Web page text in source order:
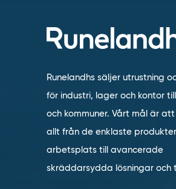
Runelandhs säljer utrustning
för industri, lager och kontor
och kommuner. Vårt mål är
allt från de enklaste
arbetsplats till avancerade
skräddarsydda lösningar och